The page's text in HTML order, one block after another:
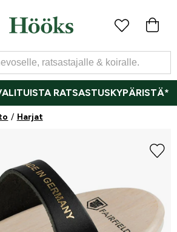
RATSASTUSKYPÄRISTÄ*
Harjat